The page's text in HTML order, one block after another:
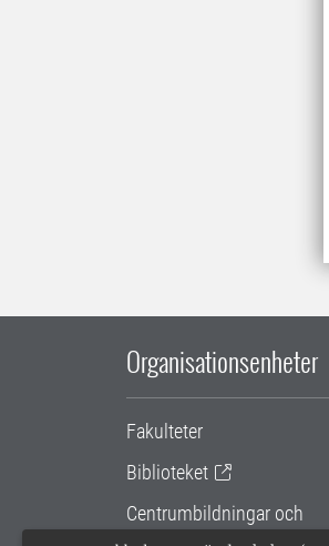
Organisationsenheter
Fakulteter
Biblioteket
Centrumbildningar och